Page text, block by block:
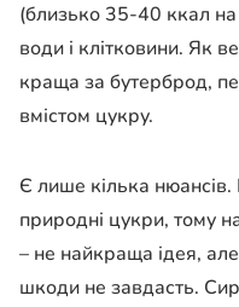
(близько 35-40 ккал на
води і клітковини. Як
краща за бутерброд,
вмістом цукру.
Є лише кілька нюансів.
природні цукри, тому
– не найкраща ідея,
шкоди не завдасть.